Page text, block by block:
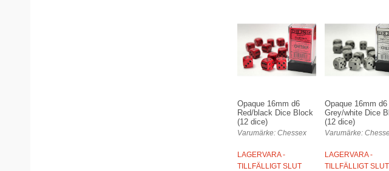
Opaque 16mm d6
Red/black Dice Block
(12 dice)
Varumärke: Chessex
LAGERVARA -
TILLFÄLLIGT SLUT
Opaque 16mm d6
Grey/white Dice
(12 dice)
Varumärke:
LAGERVARA -
TILLFÄLLIGT SLUT